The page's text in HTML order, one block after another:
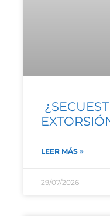
LEER MÁS »
29/07/2026